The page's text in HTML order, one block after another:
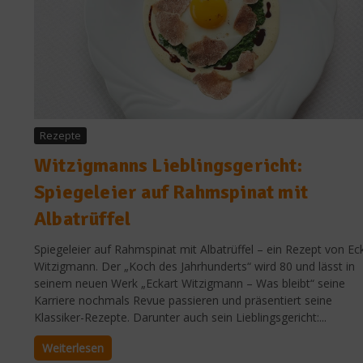
Rezepte
Witzigmanns Lieblingsgericht:
Spiegeleier auf Rahmspinat mit
Albatrüffel
Spiegeleier auf Rahmspinat mit Albatrüffel – ein Rezept von
Witzigmann. Der „Koch des Jahrhunderts“ wird 80 und lässt in
seinem neuen Werk „Eckart Witzigmann – Was bleibt“ seine
Karriere nochmals Revue passieren und präsentiert seine
Klassiker-Rezepte. Darunter auch sein Lieblingsgericht:...
Weiterlesen